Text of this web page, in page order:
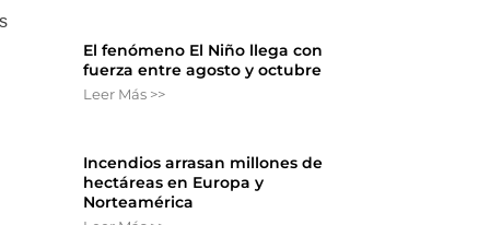
El fenómeno El Niño llega con
fuerza entre agosto y octubre
Leer Más >>
Incendios arrasan millones de
hectáreas en Europa y
Norteamérica